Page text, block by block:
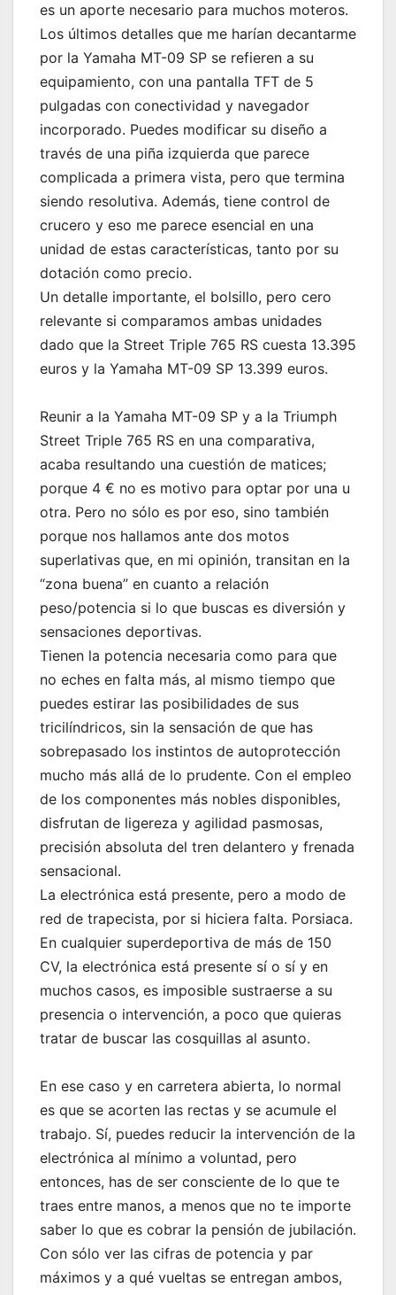
es un aporte necesario para muchos moteros.
Los últimos detalles que me harían decantarme
por la Yamaha MT-09 SP se refieren a su
equipamiento, con una pantalla TFT de 5
pulgadas con conectividad y navegador
incorporado. Puedes modificar su diseño a
través de una piña izquierda que parece
complicada a primera vista, pero que termina
siendo resolutiva. Además, tiene control de
crucero y eso me parece esencial en una
unidad de estas características, tanto por su
dotación como precio.
Un detalle importante, el bolsillo, pero cero
relevante si comparamos ambas unidades
dado que la Street Triple 765 RS cuesta 13.395
euros y la Yamaha MT-09 SP 13.399 euros.
Reunir a la Yamaha MT-09 SP y a la Triumph
Street Triple 765 RS en una comparativa,
acaba resultando una cuestión de matices;
porque 4 € no es motivo para optar por una u
otra. Pero no sólo es por eso, sino también
porque nos hallamos ante dos motos
superlativas que, en mi opinión, transitan en la
“zona buena” en cuanto a relación
peso/potencia si lo que buscas es diversión y
sensaciones deportivas.
Tienen la potencia necesaria como para que
no eches en falta más, al mismo tiempo que
puedes estirar las posibilidades de sus
tricilíndricos, sin la sensación de que has
sobrepasado los instintos de autoprotección
mucho más allá de lo prudente. Con el empleo
de los componentes más nobles disponibles,
disfrutan de ligereza y agilidad pasmosas,
precisión absoluta del tren delantero y frenada
sensacional.
La electrónica está presente, pero a modo de
red de trapecista, por si hiciera falta. Porsiaca.
En cualquier superdeportiva de más de 150
CV, la electrónica está presente sí o sí y en
muchos casos, es imposible sustraerse a su
presencia o intervención, a poco que quieras
tratar de buscar las cosquillas al asunto.
En ese caso y en carretera abierta, lo normal
es que se acorten las rectas y se acumule el
trabajo. Sí, puedes reducir la intervención de la
electrónica al mínimo a voluntad, pero
entonces, has de ser consciente de lo que te
traes entre manos, a menos que no te importe
saber lo que es cobrar la pensión de jubilación.
Con sólo ver las cifras de potencia y par
máximos y a qué vueltas se entregan ambos,